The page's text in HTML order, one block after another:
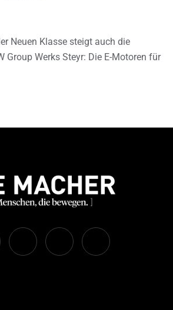
Neuen Klasse steigt auch die
Group Werks Steyr: Die E-Motoren für